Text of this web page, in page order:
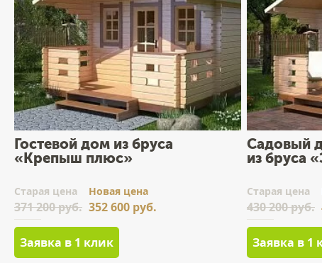
Гостевой дом из бруса
«Крепыш плюс»
Cтарая цена
371 200 руб.
Новая цена
352 600 руб.
Заявка в 1 клик
Садовый
из бруса
Cтарая цена
430 200 руб.
Заявка в 1